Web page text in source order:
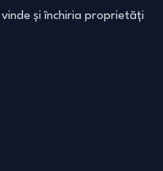
și închiria proprietăți